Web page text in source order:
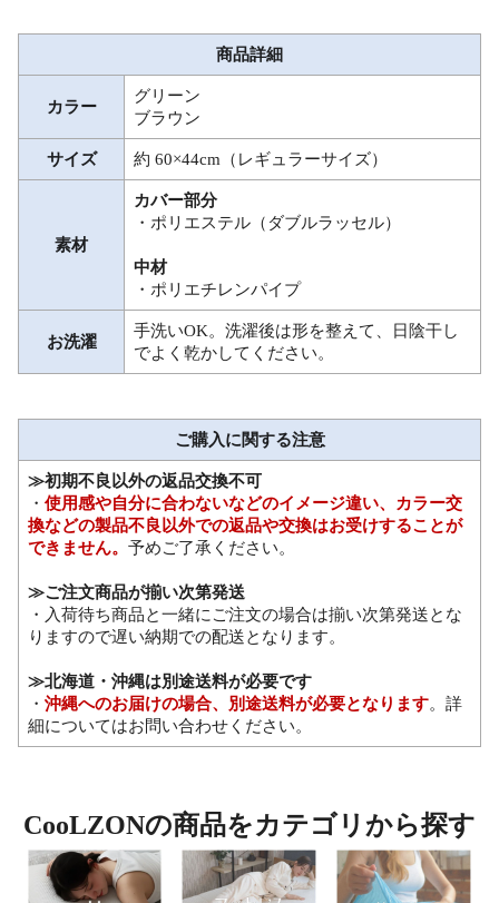
商品詳細
カラー
グリーン
ブラウン
サイズ 約 60×44cm（レギュラーサイズ）
素材
カバー部分
・ポリエステル（ダブルラッセル）
中材
・ポリエチレンパイプ
お洗濯
手洗いOK。洗濯後は形を整えて、日陰干し
でよく乾かしてください。
ご購入に関する注意
≫初期不良以外の返品交換不可
・ 使用感や自分に合わないなどのイメージ違い、カラー交
換などの製品不良以外での返品や交換はお受けすることが
できません。 予めご了承ください。
≫ご注文商品が揃い次第発送
・入荷待ち商品と一緒にご注文の場合は揃い次第発送とな
りますので遅い納期での配送となります。
≫北海道・沖縄は別途送料が必要です
・ 沖縄へのお届けの場合、別途送料が必要となります。詳
細についてはお問い合わせください。
CooLZONの商品をカテゴリから探す